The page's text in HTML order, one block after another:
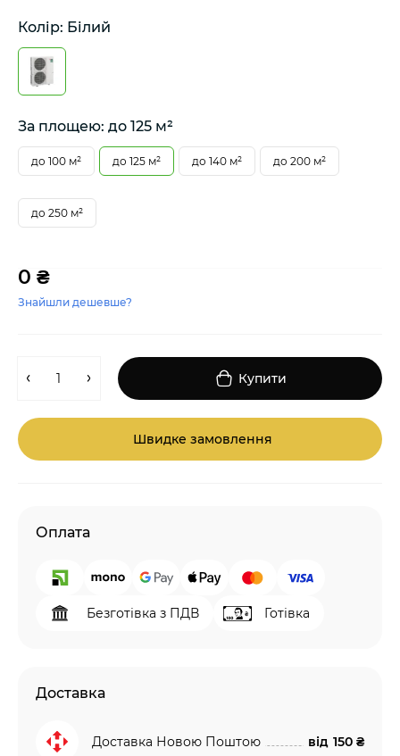
Колір: Білий
За площею: до 125 м²
до 100 м² до 125 м² до 140 м² до 200 м²
до 250 м²
0 ₴
Знайшли дешевше?
Купити
Швидке замовлення
Оплата
Безготівка з ПДВ Готівка
Доставка
Доставка Новою Поштою від 150 ₴